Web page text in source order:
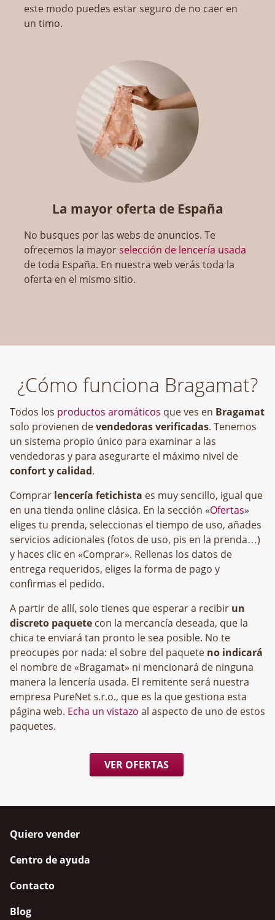
este modo puedes estar seguro de no caer en
un timo.
La mayor oferta de España
No busques por las webs de anuncios. Te
ofrecemos la mayorselección de lencería usada
de toda España. En nuestra web verás toda la
oferta en el mismo sitio.
¿Cómo funciona Bragamat?
Todos los productos aromáticos que ves en Bragamat
solo provienen devendedoras verificadas. Tenemos
un sistema propio único para examinar a las
vendedoras y para asegurarte el máximo nivel de
confort y calidad.
Comprar lencería fetichista es muy sencillo, igual que
en una tienda online clásica. En la sección «Ofertas»
eliges tu prenda, seleccionas el tiempo de uso, añades
servicios adicionales (fotos de uso, pis en la prenda…)
y haces clic en «Comprar». Rellenas los datos de
entrega requeridos, eliges la forma de pago y
confirmas el pedido.
A partir de allí, solo tienes que esperar a recibir un
discreto paquete con la mercancía deseada, que la
chica te enviará tan pronto le sea posible. No te
preocupes por nada: el sobre del paquete no indicará
el nombre de «Bragamat» ni mencionará de ninguna
manera la lencería usada. El remitente será nuestra
empresa
, que es la que gestiona esta
página web. Echa un vistazo al aspecto de uno de estos
paquetes.
VER OFERTAS
Quiero vender
Centro de ayuda
Contacto
Blog